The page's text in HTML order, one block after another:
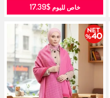
خاص لليوم$17.39